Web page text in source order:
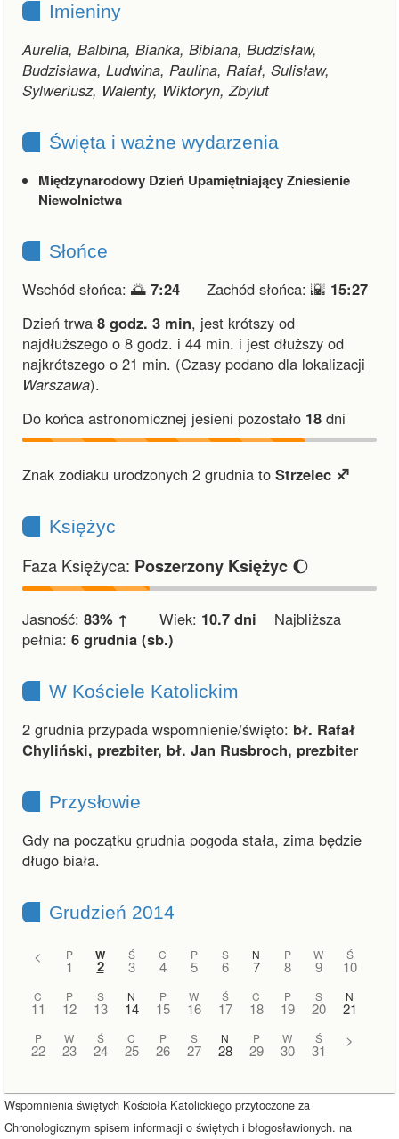
Imieniny
Aurelia, Balbina, Bianka, Bibiana, Budzisław,
Budzisława, Ludwina, Paulina, Rafał, Sulisław,
Sylweriusz, Walenty, Wiktoryn, Zbylut
Święta i ważne wydarzenia
Międzynarodowy Dzień Upamiętniający Zniesienie
Niewolnictwa
Słońce
Wschód słońca: 🌅 7:24 Zachód słońca: 🌇 15:27
Dzień trwa 8 godz. 3 min, jest krótszy od
najdłuższego o 8 godz. i 44 min. i jest dłuższy od
najkrótszego o 21 min. (Czasy podano dla lokalizacji
Warszawa).
Do końca astronomicznej jesieni pozostało 18 dni
Znak zodiaku urodzonych 2 grudnia to Strzelec ♐︎
Księżyc
Faza Księżyca: Poszerzony Księżyc 🌔
Jasność: 83% ↑ Wiek: 10.7 dni Najbliższa
pełnia: 6 grudnia (sb.)
W Kościele Katolickim
2 grudnia przypada wspomnienie/święto: bł. Rafał
Chyliński, prezbiter, bł. Jan Rusbroch, prezbiter
Przysłowie
Gdy na początku grudnia pogoda stała, zima będzie
długo biała.
Grudzień 2014
< P
1
W
2
Ś
3
C
4
P
5
S
6
N
7
P
8
W
9
Ś
10
C
11
P
12
S
13
N
14
P
15
W
16
Ś
17
C
18
P
19
S
20
N
21
P
22
W
23
Ś
24
C
25
P
26
S
27
N
28
P
29
W
30
Ś
31
>
Wspomnienia świętych Kościoła Katolickiego przytoczone za
Chronologicznym spisem informacji o świętych i błogosławionych. na